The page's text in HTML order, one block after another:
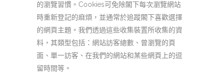
的瀏覽習慣。 Cookies可免除閣下每次瀏覽網站
時重新登記的麻煩，並通常於追蹤閣下喜歡選擇
的網頁主題。我們透過這些收集裝置所收集的資
料，其類型包括：網站訪客總數、曾瀏覽的頁
面、單一訪客、在我們的網站和某些網頁上的逗
留時間等。